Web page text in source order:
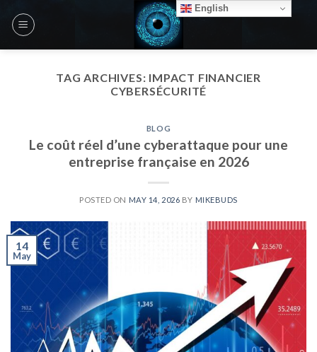
TAG ARCHIVES: IMPACT FINANCIER
CYBERSÉCURITÉ
BLOG
Le coût réel d’une cyberattaque pour une
entreprise française en 2026
POSTED ON MAY 14, 2026 BY MIKEBUDS
14
May
English